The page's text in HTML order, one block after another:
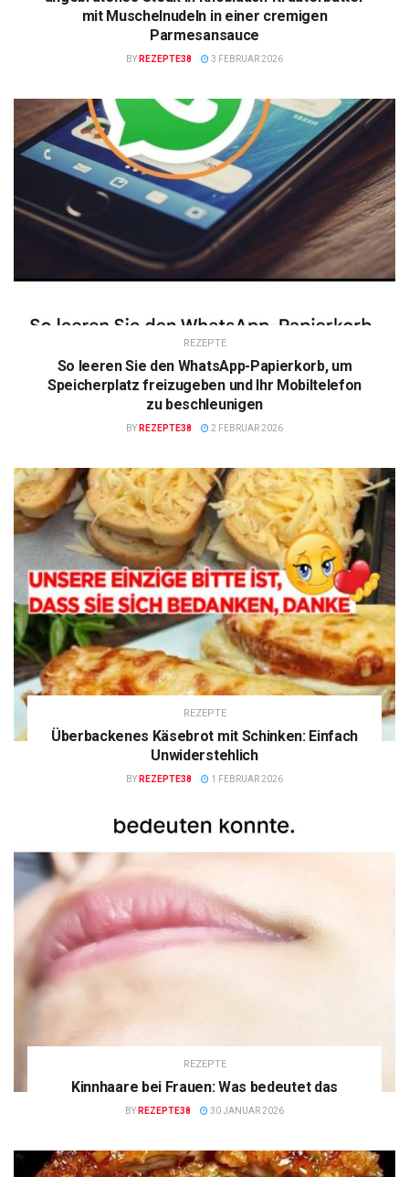
mit Muschelnudeln in einer cremigen
Parmesansauce
BY REZEPTE38 3 FEBRUAR 2026
REZEPTE
So leeren Sie den WhatsApp-Papierkorb, um
Speicherplatz freizugeben und Ihr Mobiltelefon
zu beschleunigen
BY REZEPTE38 2 FEBRUAR 2026
REZEPTE
Überbackenes Käsebrot mit Schinken: Einfach
Unwiderstehlich
BY REZEPTE38 1 FEBRUAR 2026
REZEPTE
Kinnhaare bei Frauen: Was bedeutet das
BY REZEPTE38 30 JANUAR 2026